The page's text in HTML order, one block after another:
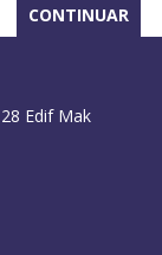
CONTINUAR
Edif Mak